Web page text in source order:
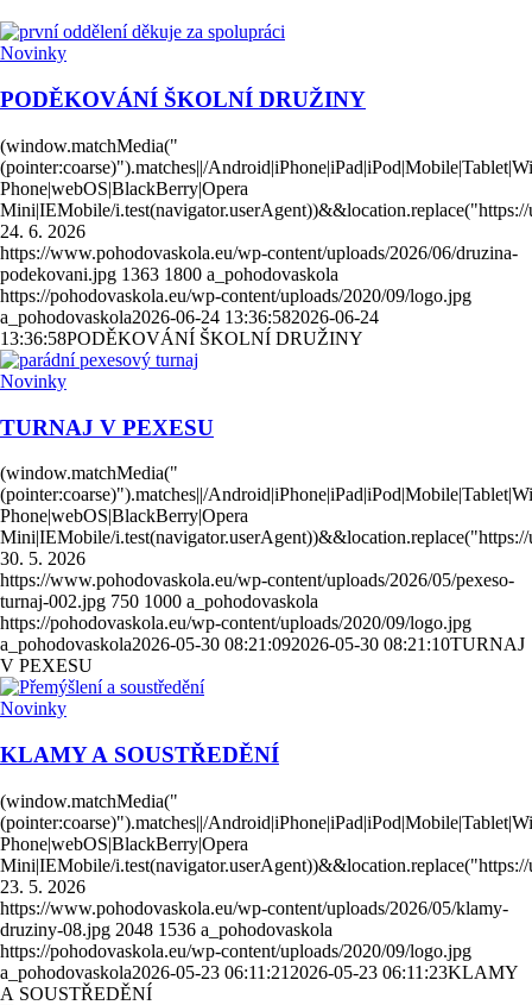
Novinky
PODĚKOVÁNÍ ŠKOLNÍ DRUŽINY
(window.matchMedia("
(pointer:coarse)").matches||/
Phone|webOS|BlackBerry|Opera
Mini|IEMobile/
24. 6. 2026
https://www.pohodovaskola.eu/wp-content/uploads/2026/06/druzina-
podekovani.jpg 1363 1800 a_pohodovaskola
https://pohodovaskola.eu/wp-content/uploads/2020/09/logo.jpg
a_pohodovaskola2026-06-24 13:36:582026-06-24
13:36:58PODĚKOVÁNÍ ŠKOLNÍ DRUŽINY
Novinky
TURNAJ V PEXESU
(window.matchMedia("
(pointer:coarse)").matches||/
Phone|webOS|BlackBerry|Opera
Mini|IEMobile/
30. 5. 2026
https://www.pohodovaskola.eu/wp-content/uploads/2026/05/pexeso-
turnaj-002.jpg 750 1000 a_pohodovaskola
https://pohodovaskola.eu/wp-content/uploads/2020/09/logo.jpg
a_pohodovaskola2026-05-30 08:21:092026-05-30 08:21:10TURNAJ
V PEXESU
Novinky
KLAMY A SOUSTŘEDĚNÍ
(window.matchMedia("
(pointer:coarse)").matches||/
Phone|webOS|BlackBerry|Opera
Mini|IEMobile/
23. 5. 2026
https://www.pohodovaskola.eu/wp-content/uploads/2026/05/klamy-
druziny-08.jpg 2048 1536 a_pohodovaskola
https://pohodovaskola.eu/wp-content/uploads/2020/09/logo.jpg
a_pohodovaskola2026-05-23 06:11:21 2026-05-23 06:11:23KLAMY
A SOUSTŘEDĚNÍ